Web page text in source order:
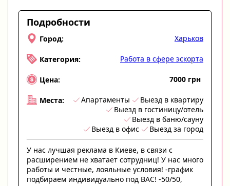
Подробности
Город: Харьков
Категория: Работа в сфере эскорта
Цена: 7000 грн
Места: Апартаменты
Выезд в квартиру
Выезд в гостиницу/отель
Выезд в баню/сауну
Выезд в офис
Выезд за город
У нас лучшая реклама в Киеве, в связи с
расширением не хватает сотрудниц! У нас много
работы и честные, лояльные условия! -график
подбираем индивидуально под ВАС! -50/50,